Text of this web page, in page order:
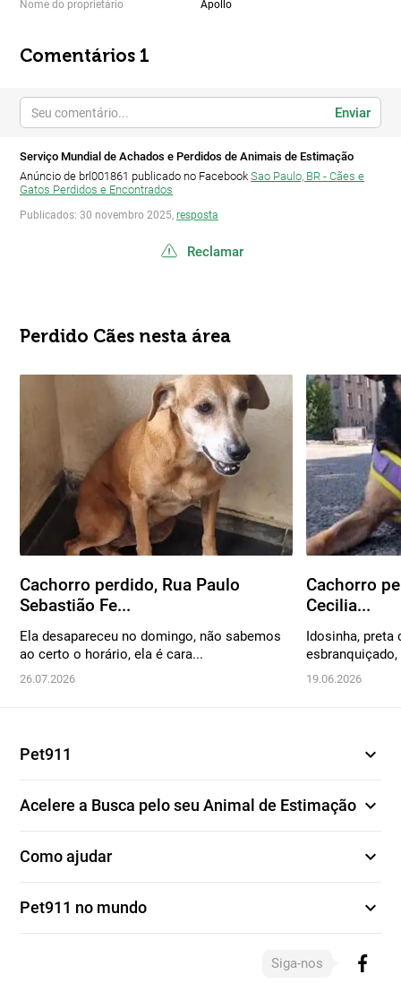
Nome do proprietário Apollo
Comentários 1
Enviar
Serviço Mundial de Achados e Perdidos de Animais de Estimação
Anúncio de brl001861 publicado no Facebook Sao Paulo, BR - Cães e
Gatos Perdidos e Encontrados
Publicados: 30 novembro 2025, resposta
Reclamar
Perdido Cães nesta área
Cachorro perdido, Rua Paulo
Sebastião Fe...
Ela desapareceu no domingo, não sabemos
ao certo o horário, ela é cara...
26.07.2026
Cachorro
Cecilia...
Idosinha, preta
19.06.2026
Pet911 expand_more
Acelere a Busca pelo seu Animal de Estimação expand_more
Como ajudar expand_more
Pet911 no mundo expand_more
Siga-nos